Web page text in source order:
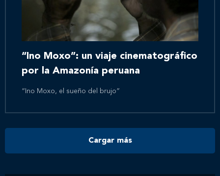
Inicio
Nosotros
Novedades
“Ino Moxo”: un viaje cinematográfico
por la Amazonía peruana
“Ino Moxo, el sueño del brujo”
Cargar más